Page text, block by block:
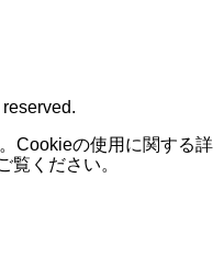
Cookieの使用に関する詳
覧ください。